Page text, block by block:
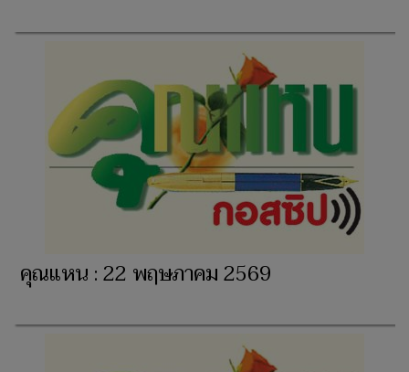
คุณแหน : 22 พฤษภาคม 2569